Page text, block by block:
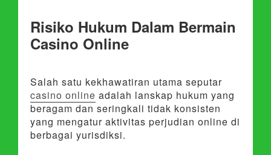
Risiko Hukum Dalam Bermain
Casino Online
Salah satu kekhawatiran utama seputar
casino online adalah lanskap hukum yang
beragam dan seringkali tidak konsisten
yang mengatur aktivitas perjudian online di
berbagai yurisdiksi.